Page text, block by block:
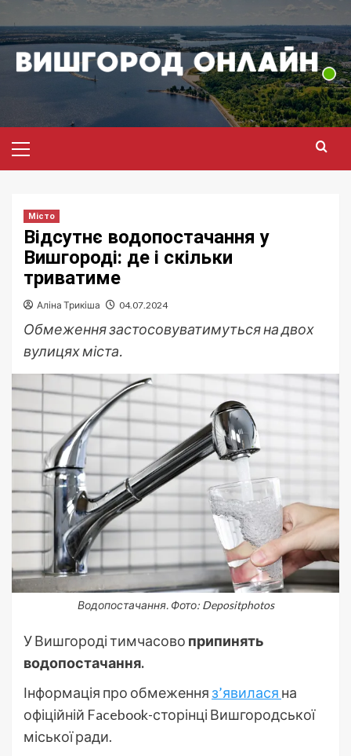
до
вмісту
меню
Місто
Відсутнє водопостачання у
Вишгороді: де і скільки
триватиме
Аліна Трикіша 04.07.2024
Обмеження застосовуватимуться на двох
вулицях міста.
Водопостачання. Фото: Depositphotos
У Вишгороді тимчасово припинять
водопостачання.
Інформація про обмеження з’явилася на
офіційній Facebook-сторінці Вишгородської
міської ради.